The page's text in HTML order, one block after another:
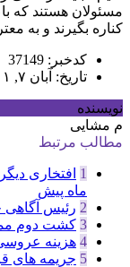
مسئولان هستند که
کناره بگیرند و به
کدخبر: 37149
تاریخ: آبان ۷, ۱۴۰۱
نویسنده
م مشایی
مطالب مرتبط
1 افتخاری
ماه پیش
2 رئیس
3 کشت دوم
4 هزینه
5 جریمه های